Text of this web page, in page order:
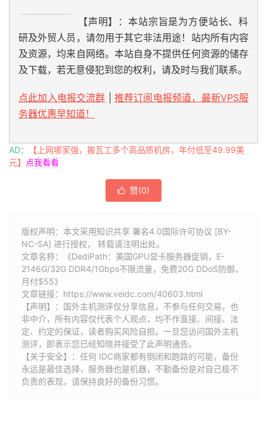
【声明】：本站宗旨是为方便站长、科
研及外贸人员，请勿用于其它非法用途！站内所有内容
及资源，均来自网络。本站自身不提供任何资源的储存
及下载，若无意侵犯到您的权利，请及时与我们联系。
点此加入电报交流群
推荐订阅电报频道，最新VPS服
务器优惠早知道！
AD：
【上网哪家强，搬瓦工多个高品质机房，年付低至49.99美
元】
点我看看
 赞(0)
版权声明：本文采用知识共享 署名4.0国际许可协议 [BY-
NC-SA] 进行授权， 转载请注明出处。
文章名称：《DediPath：美国GPU显卡服务器促销，E-
2146G/32G DDR4/1Gbps不限流量，免费20G DDoS防御，
月付$55》
文章链接： https://www.veidc.com/40603.html
【声明】：国外主机测评仅分享信息，不参与任何交易，也
非中介，所有内容仅代表个人观点，均不作直接、间接、法
定、约定的保证，读者购买风险自担。一旦您访问国外主机
测评，即表示您已经知晓并接受了此声明通告。
【关于安全】：任何 IDC商家都有倒闭和跑路的可能，备份
永远是最佳选择，服务器也是机器，不勤备份是对自己极不
负责的表现，请保持良好的备份习惯。